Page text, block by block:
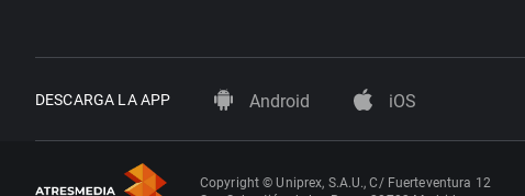
DESCARGA LA APP Android iOS
Copyright © Uniprex, S.A.U., C/ Fuerteventura 12